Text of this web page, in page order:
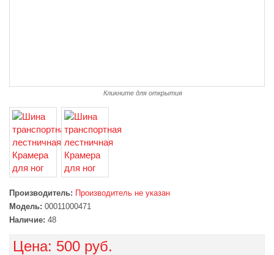
Кликните для открытия
Производитель: Производитель не указан
Модель: 00011000471
Наличие: 48
Цена: 500 руб.